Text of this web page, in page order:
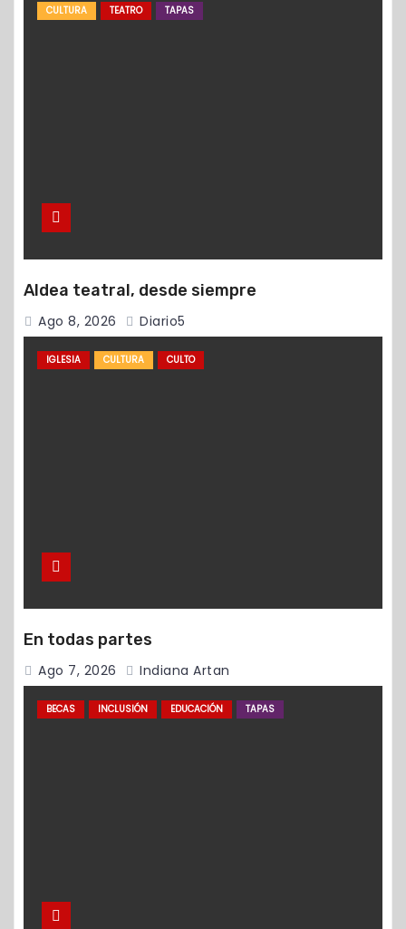
CULTURA TEATRO TAPAS
Aldea teatral, desde siempre
Ago 8, 2026 Diario5
IGLESIA CULTURA CULTO
En todas partes
Ago 7, 2026 Indiana Artan
BECAS INCLUSIÓN EDUCACIÓN TAPAS